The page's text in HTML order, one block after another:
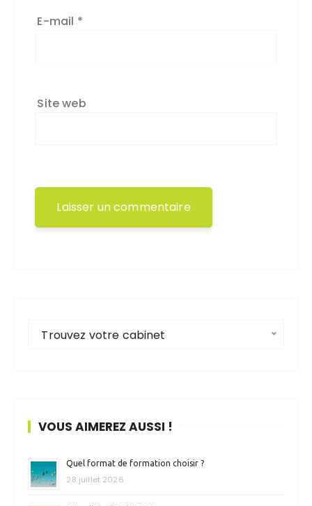
E-mail *
Site web
Trouvez votre cabinet
VOUS AIMEREZ AUSSI !
Quel format de formation choisir ?
28 juillet 2026